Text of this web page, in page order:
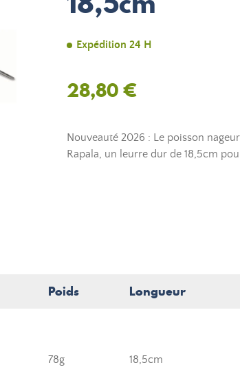
Expédition 24 H
28,80 €
Nouveauté 2026 : Le poisson
Rapala, un leurre dur de 18,5cm
Poids Longueur
78g 18,5cm